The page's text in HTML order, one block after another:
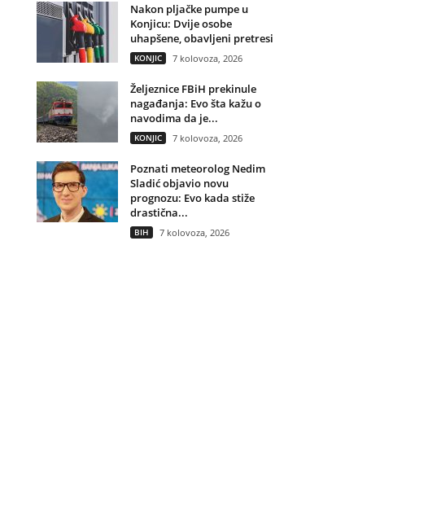
Nakon pljačke pumpe u
Konjicu: Dvije osobe
uhapšene, obavljeni pretresi
KONJIC 7 kolovoza, 2026
Željeznice FBiH prekinule
nagađanja: Evo šta kažu o
navodima da je...
KONJIC 7 kolovoza, 2026
Poznati meteorolog Nedim
Sladić objavio novu
prognozu: Evo kada stiže
drastična...
BIH 7 kolovoza, 2026